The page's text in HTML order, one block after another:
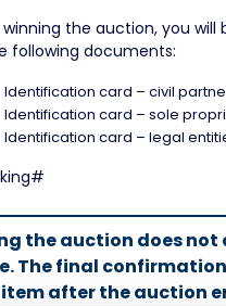
the auction, you
following documents:
Identification card – civil
Identification card – sole
Identification card – legal
the auction does
The final
after the auction